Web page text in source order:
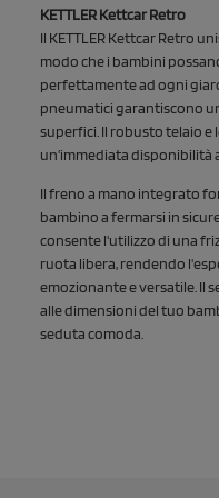
KETTLER Kettcar Retro
Il KETTLER Kettcar Retro
modo che i bambini
perfettamente ad ogni
pneumatici garantiscono
superfici. Il robusto telaio
un'immediata disponibilità
Il freno a mano integrato
bambino a fermarsi in
consente l'utilizzo di una
ruota libera, rendendo
emozionante e versatile. Il
alle dimensioni del tuo
seduta comoda.